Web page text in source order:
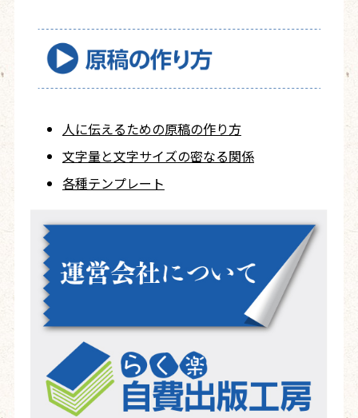
人に伝えるための原稿の作り方
文字量と文字サイズの密なる関係
各種テンプレート